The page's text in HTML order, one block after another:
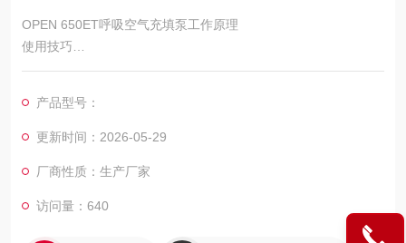
OPEN 650ET呼吸空气充填泵工作原理
使用技巧
呼吸空气充填泵备品备件
产品型号：
更新时间：2026-05-29
厂商性质：生产厂家
访问量：640